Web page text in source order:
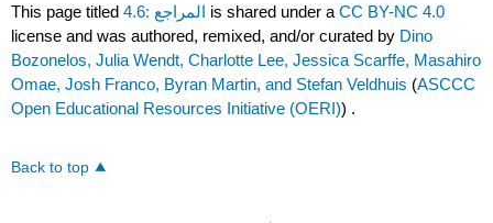
This page titled 4.6: المراجع is shared under aCC BY-NC 4.0
license and was authored, remixed, and/or curated by Dino
Bozonelos, Julia Wendt, Charlotte Lee, Jessica Scarffe, Masahiro
Omae, Josh Franco, Byran Martin, and Stefan Veldhuis (ASCCC
Open Educational Resources Initiative (OERI)) .
Back to top